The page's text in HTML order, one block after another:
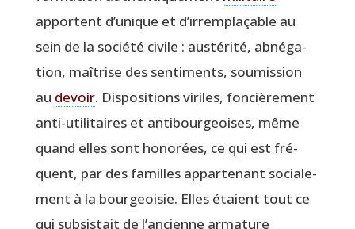
apportent d’unique et d’irremplaçable au
sein de la socié­té civile : aus­té­ri­té, abné­ga­
tion, maî­trise des sen­ti­ments, sou­mis­sion
au devoir. Dis­po­si­tions viriles, fon­ciè­re­ment
anti-uti­li­taires et anti­bour­geoises, même
quand elles sont hono­rées, ce qui est fré­
quent, par des familles appar­te­nant socia­le­
ment à la bour­geoi­sie. Elles étaient tout ce
qui sub­sis­tait de l’ancienne arma­ture